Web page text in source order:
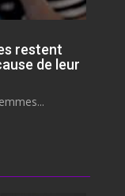
restent
de leur